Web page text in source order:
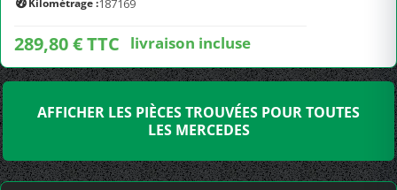
Kilométrage :187169
289,80 € TTC livraison incluse
AFFICHER LES PIÈCES TROUVÉES POUR TOUTES
LES MERCEDES